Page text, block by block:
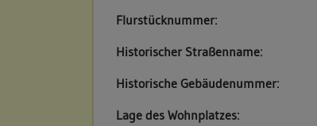
Flurstücknummer:
Historischer Straßenname:
Historische Gebäudenummer:
Lage des Wohnplatzes: